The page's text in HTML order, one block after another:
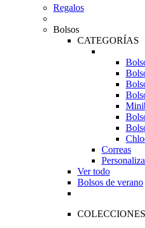
Regalos
Bolsos
CATEGORÍAS
Correas
Ver todo
Bolsos de verano
COLECCIONES